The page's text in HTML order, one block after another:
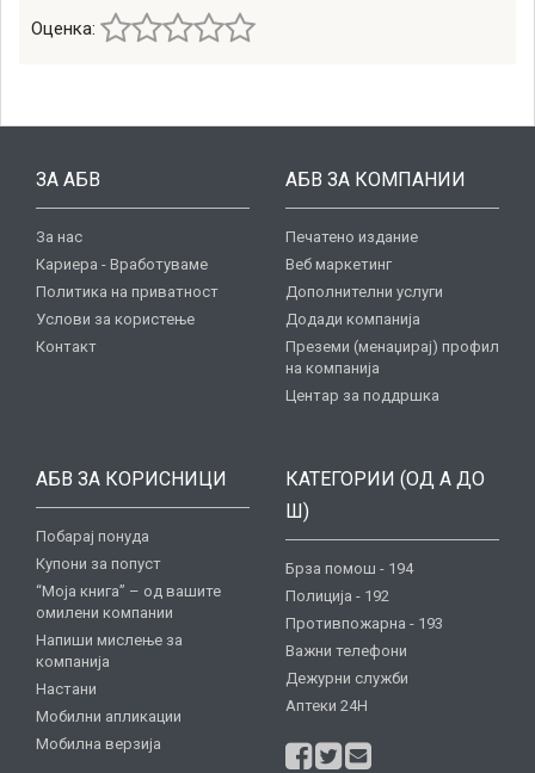
Оценка:
ЗА АБВ
За нас
Кариера - Вработуваме
Политика на приватност
Услови за користење
Контакт
АБВ ЗА КОМПАНИИ
Печатено издание
Веб маркетинг
Дополнителни услуги
Додади компанија
Преземи (менаџирај) профил
на компанија
Центар за поддршка
АБВ ЗА КОРИСНИЦИ
Побарај понуда
Купони за попуст
“Моја книга” – од вашите
омилени компании
Напиши мислење за
компанија
Настани
Мобилни апликации
Мобилна верзија
КАТЕГОРИИ (ОД А ДО
Ш)
Брза помош - 194
Полиција - 192
Противпожарна - 193
Важни телефони
Дежурни служби
Аптеки 24H